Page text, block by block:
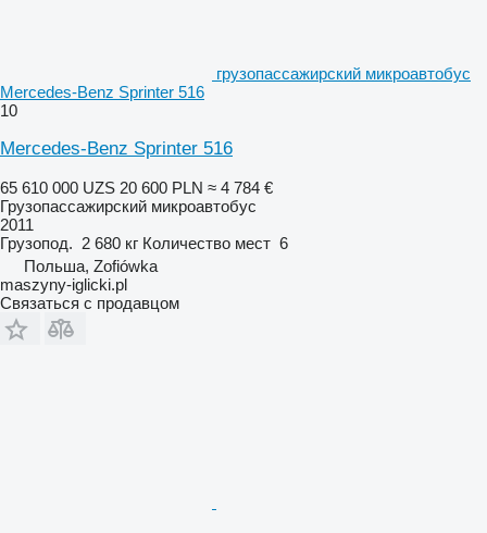
грузопассажирский микроавтобус
Mercedes-Benz Sprinter 516
10
Mercedes-Benz Sprinter 516
65 610 000 UZS 20 600 PLN ≈ 4 784 €
Грузопассажирский микроавтобус
2011
Грузопод. 2 680 кг Количество мест 6
Польша, Zofiówka
maszyny-iglicki.pl
Связаться с продавцом